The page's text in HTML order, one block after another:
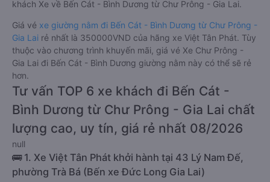
khách Xe về Bến Cát - Bình Dương từ Chư Prông - Gia Lai.
Giá vé xe giường nằm đi Bến Cát - Bình Dương từ Chư Prông -
Gia Lai rẻ nhất là 350000VND của hãng xe Việt Tân Phát. Tùy
thuộc vào chương trình khuyến mãi, giá vé Xe Chư Prông -
Gia Lai đi Bến Cát - Bình Dương giường nằm này có thể sẽ rẻ
hơn.
Tư vấn TOP 6 xe khách đi Bến Cát -
Bình Dương từ Chư Prông - Gia Lai chất
lượng cao, uy tín, giá rẻ nhất 08/2026
null
🚌 1. Xe Việt Tân Phát khởi hành tại 43 Lý Nam Đế,
phường Trà Bá (Bến xe Đức Long Gia Lai)